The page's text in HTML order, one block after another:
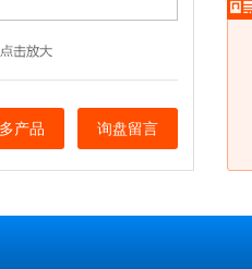
产品 询盘留言